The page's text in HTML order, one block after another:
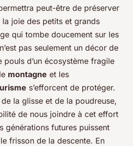
peut-être de préserver
joie des petits et grands
qui tombe doucement sur les
n’est pas seulement un décor de
pouls d’un écosystème fragile
montagne et les
s’efforcent de protéger.
de la glisse et de la poudreuse,
de nous joindre à cet effort
générations futures puissent
frisson de la descente. En